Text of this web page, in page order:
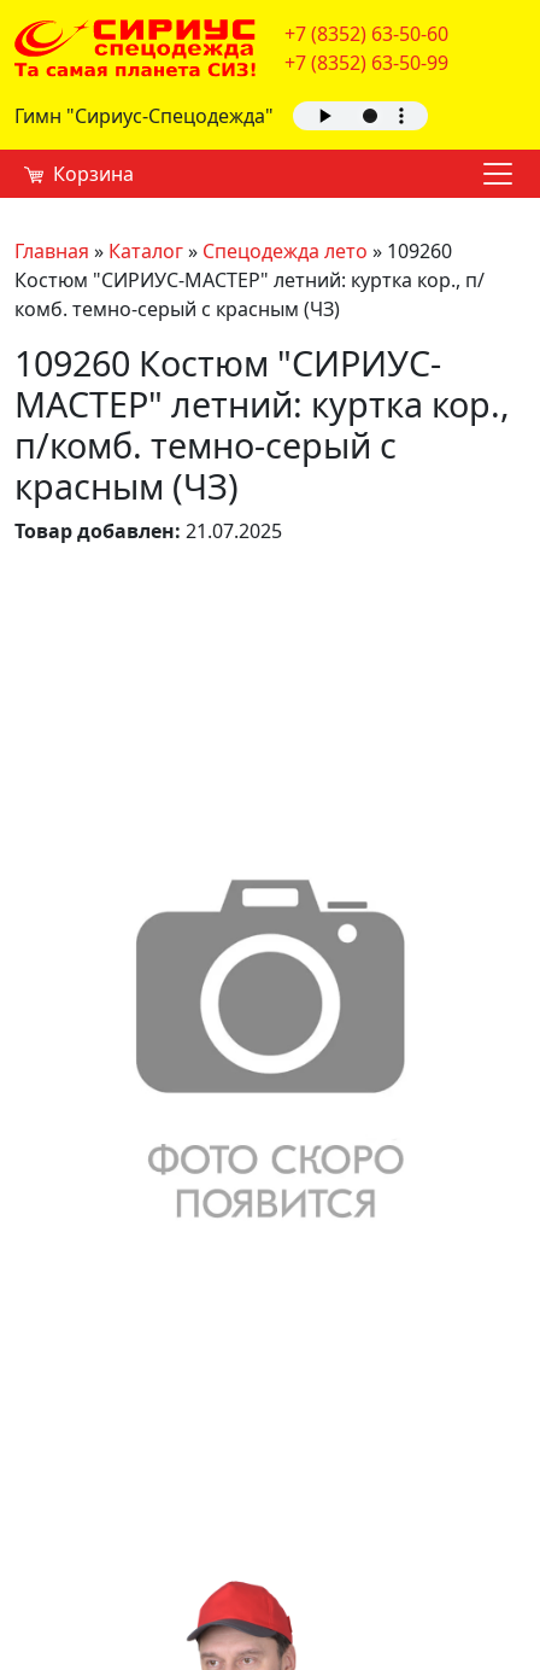
+7 (8352) 63-50-60
+7 (8352) 63-50-99
Гимн "Сириус-Спецодежда"
Корзина
Главная » Каталог» Спецодежда лето » 109260
Костюм "СИРИУС-МАСТЕР" летний: куртка кор., п/
комб. темно-серый с красным (ЧЗ)
109260 Костюм "СИРИУС-
МАСТЕР" летний: куртка кор.,
п/комб. темно-серый с
красным (ЧЗ)
Товар добавлен: 21.07.2025